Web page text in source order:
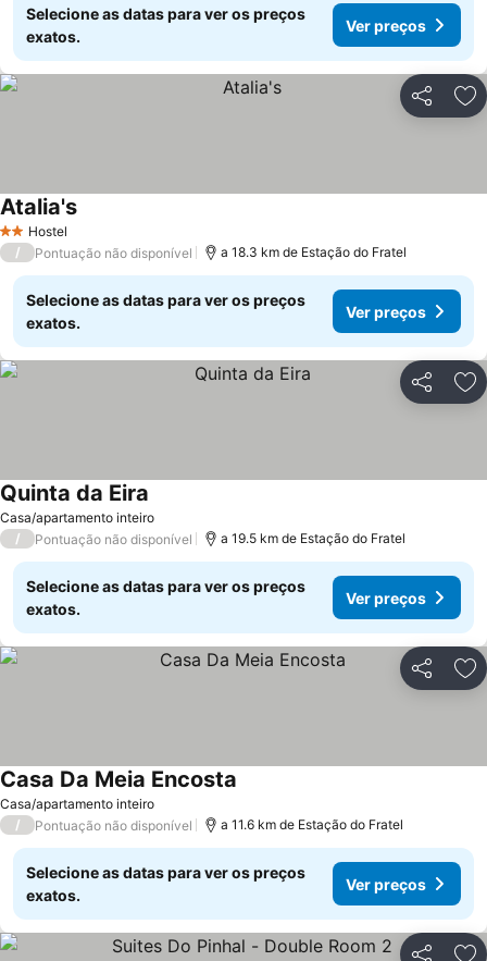
Selecione as datas para ver os preços
exatos.
Ver preços
Partilhar
2 Estrelas
Hostel
Atalia'sVer preços
/ Pontuação não disponível a 18.3 km de Estação do Fratel
Selecione as datas para ver os preços
exatos.
Ver preços
Partilhar
Casa/apartamento inteiro
Quinta da Eira
/ Pontuação não disponível a 19.5 km de Estação do Fratel
Selecione as datas para ver os preços
exatos.
Ver preços
Partilhar
Casa/apartamento inteiro
Casa Da Meia Encosta
/ Pontuação não disponível a 11.6 km de Estação do Fratel
Selecione as datas para ver os preços
exatos.
Ver preços